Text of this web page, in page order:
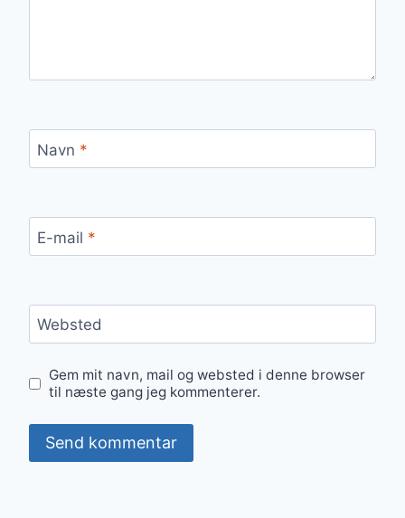
Navn *
E-mail *
Websted
Gem mit navn, mail og websted i denne browser
til næste gang jeg kommenterer.